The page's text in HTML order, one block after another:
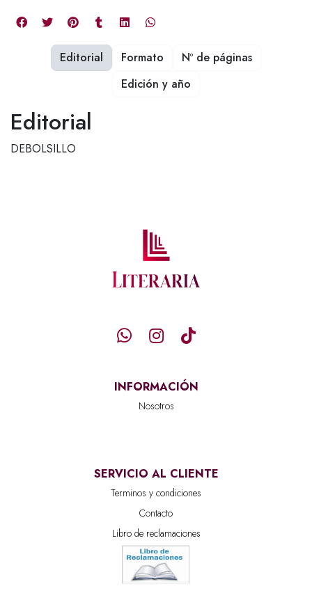
Editorial
DEBOLSILLO
Editorial Formato
Nº de páginas
Edición y año
INFORMACIÓN
Nosotros
SERVICIO AL CLIENTE
Terminos y condiciones
Contacto
Libro de reclamaciones